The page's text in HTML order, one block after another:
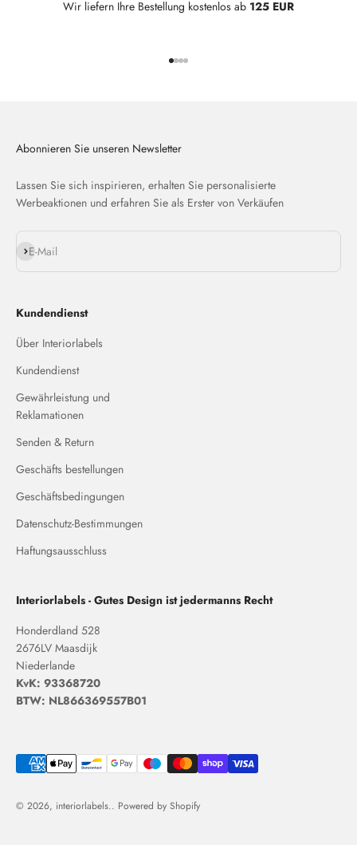
Wir liefern Ihre Bestellung kostenlos ab 125 EUR
Abonnieren Sie unseren Newsletter
Lassen Sie sich inspirieren, erhalten Sie personalisierte
Werbeaktionen und erfahren Sie als Erster von Verkäufen
E-Mail
Abonnieren
Kundendienst
Über Interiorlabels
Kundendienst
Gewährleistung und
Reklamationen
Senden & Return
Geschäfts bestellungen
Geschäftsbedingungen
Datenschutz-Bestimmungen
Haftungsausschluss
Interiorlabels - Gutes Design ist jedermanns Recht
Honderdland 528
2676LV Maasdijk
Niederlande
KvK: 93368720
BTW: NL866369557B01
© 2026, interiorlabels.. Powered by Shopify